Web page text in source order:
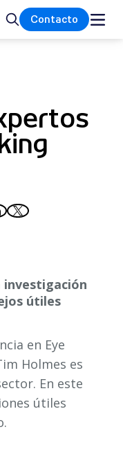
BuscarContacto
investigación
útiles
en Eye
Holmes es
En este
útiles